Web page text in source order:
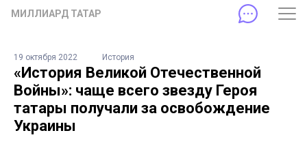
МИЛЛИАРД ТАТАР
19 октября 2022 История
«История Великой Отечественной
Войны»: чаще всего звезду Героя
татары получали за освобождение
Украины